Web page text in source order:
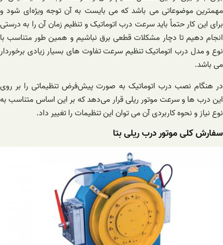
مهمترین موضوعاتی می باشد که می بایست به آن توجه ویژه‌ای شود و
برای این کار حتماً باید سرعت درب اتوماتیک و تنظیم زمان آن را به درستی
انجام دهیم تا دچار مشکلات قطعی برق نباشیم و همین طور متناسب با
نوع و مدل درب اتوماتیک تنظیم سرعت تفاوت های بسیار زیادی برخوردار
می باشد.
در هنگام نصب درب اتوماتیک به صورت پیش‌فرض تنظیماتی را بر روی
این درب ها و سرعت موتور ریلی قرار می‌دهد که بر این اساس متناسب به
نوع نیاز و نحوه کاربردی آن می توان این تنظیمات را تغییر داد.
سفارش کلی موتور درب ریلی بتا